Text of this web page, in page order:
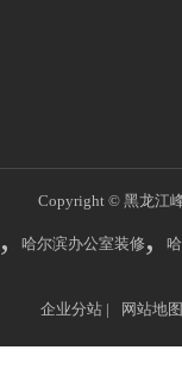
Copyright © 黑龙江
, 哈尔滨办公室装修 ,
企业分站| 网站地图